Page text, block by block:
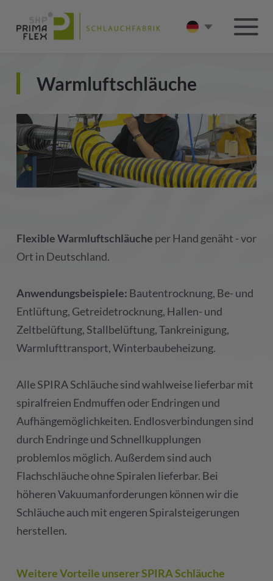
Warmluftschläuche
Flexible Warmluftschläuche per Hand genäht - vor
Ort in Deutschland.
Anwendungsbeispiele: Bautentrocknung, Be- und
Entlüftung, Getreidetrocknung, Hallen- und
Zeltbelüftung, Stallbelüftung, Tankreinigung,
Warmlufttransport, Winterbaubeheizung.
Alle SPIRA Schläuche sind wahlweise lieferbar mit
spiralfreien Endmuffen oder Endringen und
Aufhängemöglichkeiten. Endlosverbindungen sind
durch Endringe und Schnellkupplungen
problemlos möglich. Außerdem sind auch
Flachschläuche ohne Spiralen lieferbar. Bei
höheren Vakuumanforderungen können wir die
Schläuche auch mit engeren Spiralsteigerungen
herstellen.
Weitere Vorteile unserer SPIRA Schläuche